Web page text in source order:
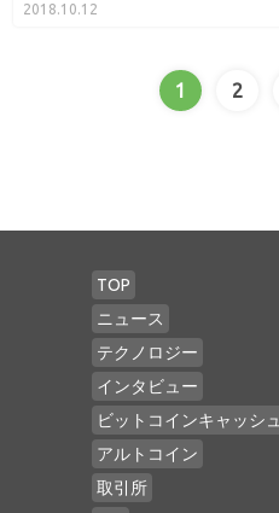
2018.10.12
1 2
TOP
ニュース
テクノロジー
インタビュー
ビットコインキャッシュ
アルトコイン
取引所